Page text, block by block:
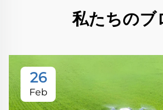
私たちのブ
26
Feb